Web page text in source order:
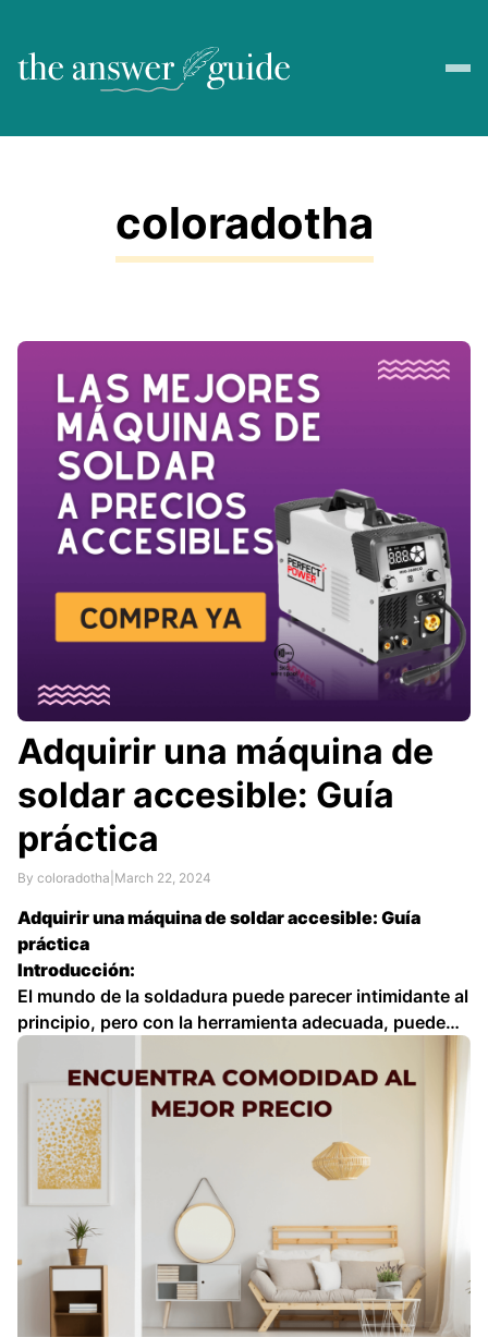
coloradotha
Adquirir una máquina de
soldar accesible: Guía
práctica
By coloradotha March 22, 2024
Adquirir una máquina de soldar accesible: Guía
práctica
Introducción:
El mundo de la soldadura puede parecer intimidante al
principio, pero con la herramienta adecuada, puede
Si estás buscando una máquina de soldar que no te
haga perder la cabeza ni tu billetera …